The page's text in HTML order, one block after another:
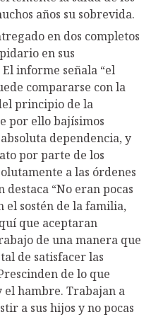
años su sobrevida.
en dos completos
en sus
informe señala “el
compararse con la
principio de la
por ello bajísimos
dependencia, y
por parte de los
a las órdenes
“No eran pocas
el sostén de la familia,
que aceptaran
de una manera que
de satisfacer las
de lo que
el hambre. Trabajan a
a sus hijos y no pocas